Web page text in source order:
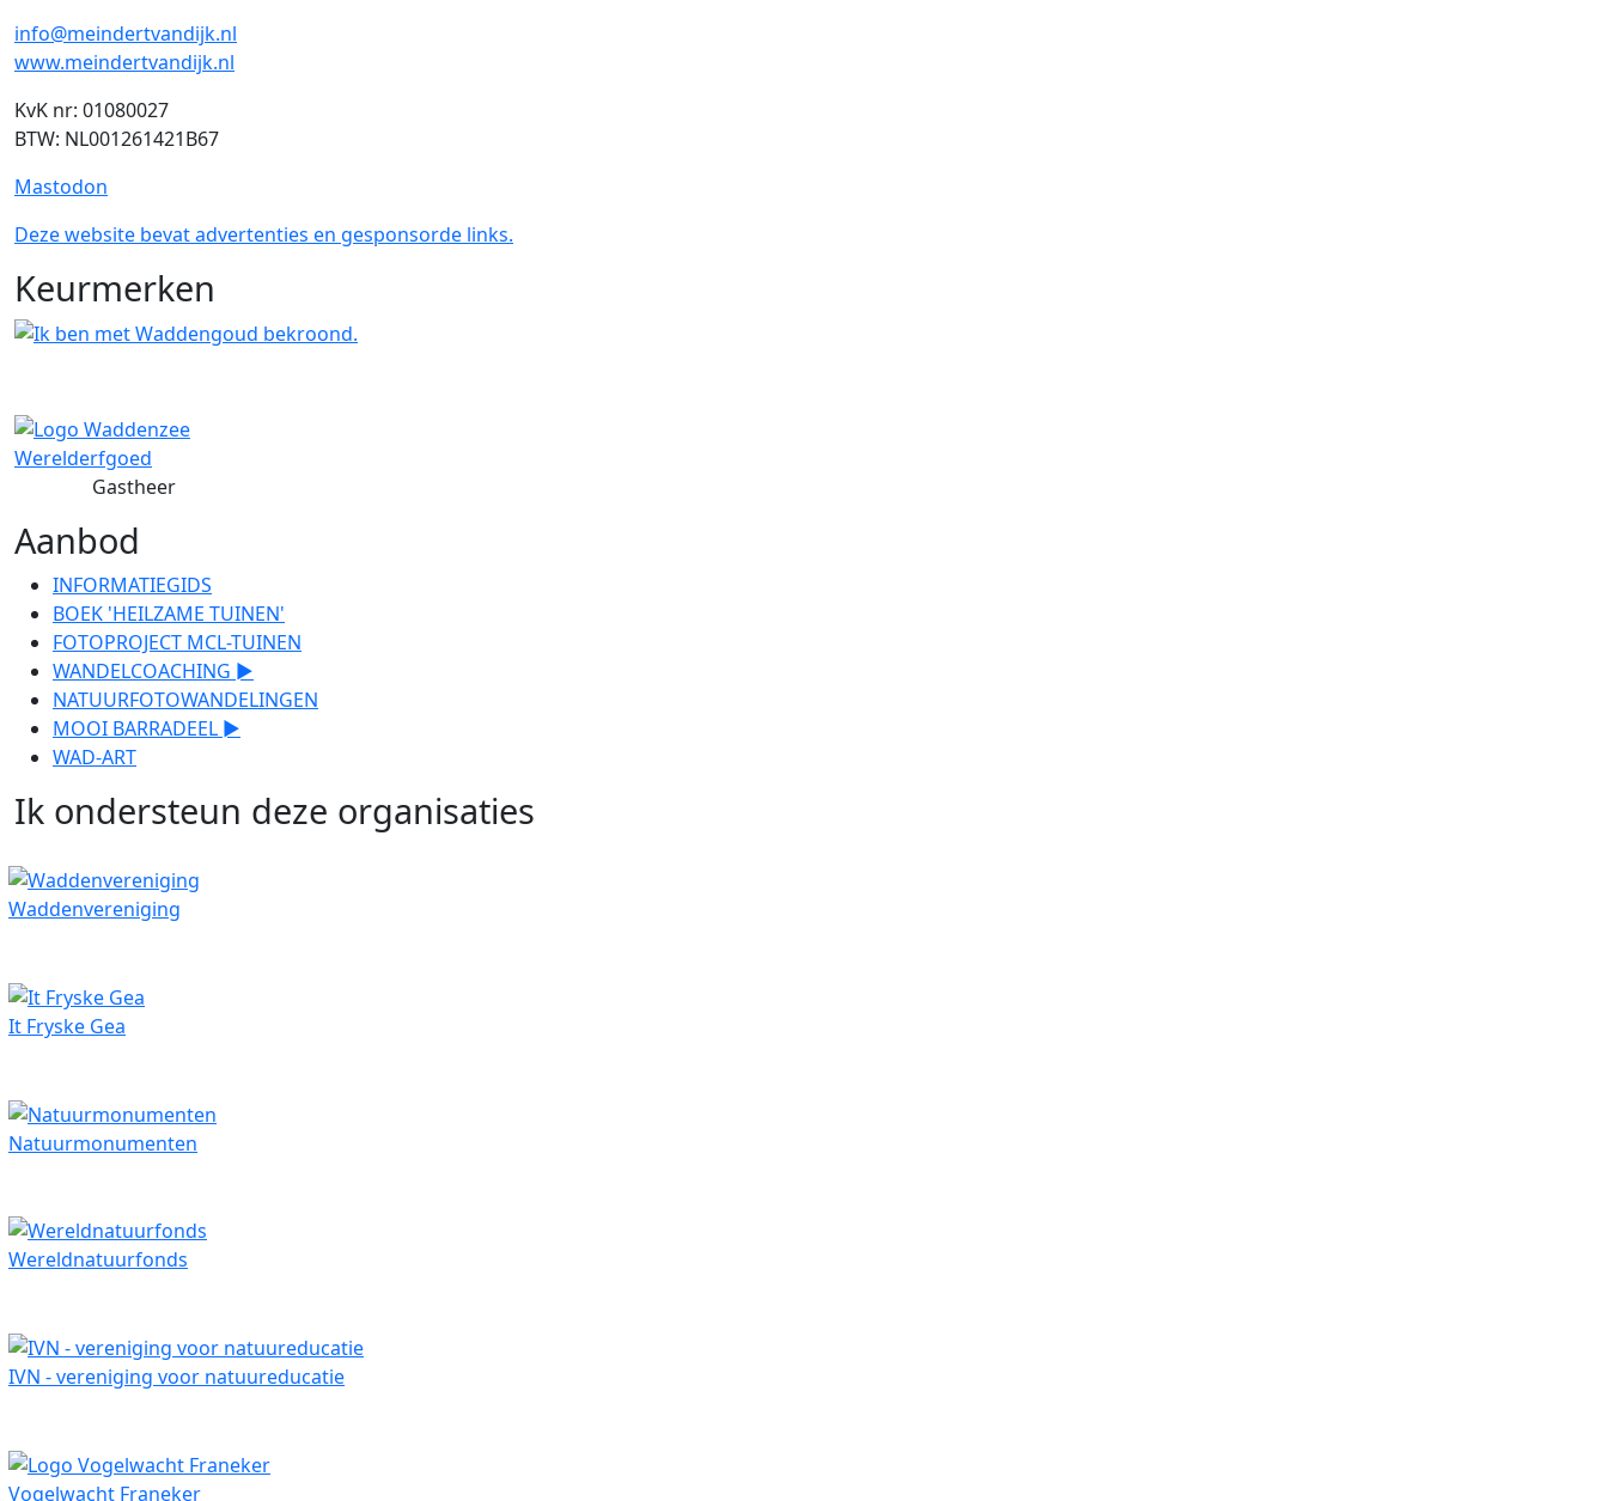
info@meindertvandijk.nl
www.meindertvandijk.nl
KvK nr: 01080027
BTW: NL001261421B67
Mastodon
Deze website bevat advertenties en gesponsorde links.
Keurmerken
Gastheer
Aanbod
INFORMATIEGIDS
BOEK 'HEILZAME TUINEN'
FOTOPROJECT MCL-TUINEN
WANDELCOACHING ►
NATUURFOTOWANDELINGEN
MOOI BARRADEEL ►
WAD-ART
Ik ondersteun deze organisaties
Waddenvereniging
It Fryske Gea
Natuurmonumenten
Wereldnatuurfonds
IVN - vereniging voor natuureducatie
Vogelwacht Franeker